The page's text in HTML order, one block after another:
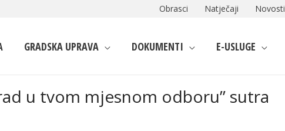
Obrasci Natječaji Novosti
GRADSKA UPRAVA DOKUMENTI E-USLUGE
u tvom mjesnom odboru” sutra